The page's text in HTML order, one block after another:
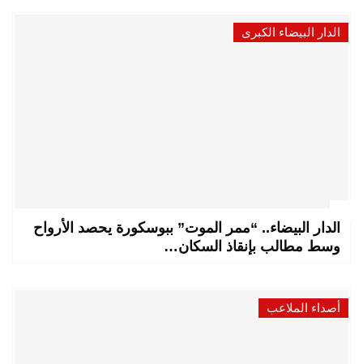
الدار البيضاء الكبرى
الدار البيضاء.. “ممر الموت” ببوسكورة يحصد الأرواح
وسط مطالب بإنقاذ السكان…
أصداء الملاعب